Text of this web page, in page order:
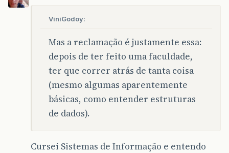
ViniGodoy:
Mas a reclamação é justamente essa:
depois de ter feito uma faculdade,
ter que correr atrás de tanta coisa
(mesmo algumas aparentemente
básicas, como entender estruturas
de dados).
Cursei Sistemas de Informação e entendo